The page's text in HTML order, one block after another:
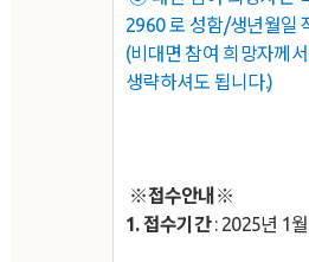
2960 로 성함/생년월일
(비대면 참여 희망자께
생략하셔도 됩니다.)
※접수안내 ※
1. 접수기간: 2025년 1